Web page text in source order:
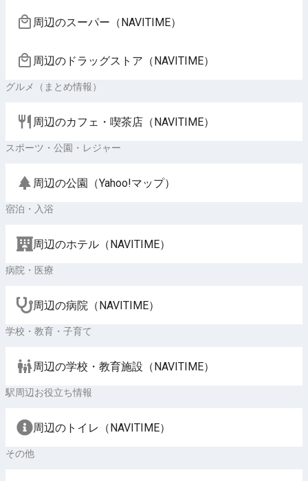
周辺のスーパー（NAVITIME）
周辺のドラッグストア（NAVITIME）
グルメ（まとめ情報）
周辺のカフェ・喫茶店（NAVITIME）
スポーツ・公園・レジャー
周辺の公園（Yahoo!マップ）
宿泊・入浴
周辺のホテル（NAVITIME）
病院・医療
周辺の病院（NAVITIME）
学校・教育・子育て
周辺の学校・教育施設（NAVITIME）
駅周辺お役立ち情報
周辺のトイレ（NAVITIME）
その他